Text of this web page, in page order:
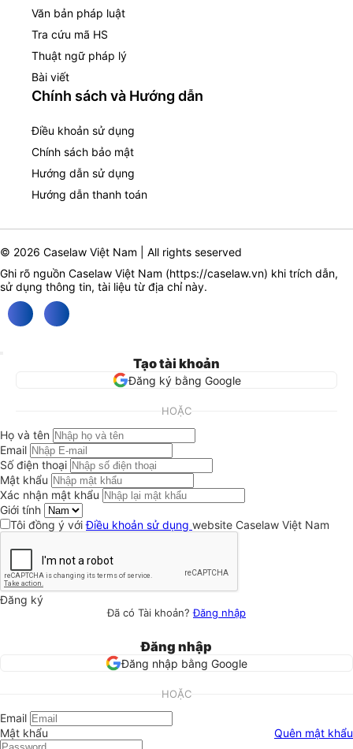
Văn bản pháp luật
Tra cứu mã HS
Thuật ngữ pháp lý
Bài viết
Chính sách và Hướng dẫn
Điều khoản sử dụng
Chính sách bảo mật
Hướng dẫn sử dụng
Hướng dẫn thanh toán
© 2026 Caselaw Việt Nam | All rights seserved
Ghi rõ nguồn Caselaw Việt Nam (https://caselaw.vn) khi trích dẫn,
sử dụng thông tin, tài liệu từ địa chỉ này.
Tạo tài khoản
Đăng ký bằng Google
HOẶC
Họ và tên
Email
Số điện thoại
Mật khẩu
Xác nhận mật khẩu
Giới tính
Tôi đồng ý vớiĐiều khoản sử dụng website Caselaw Việt Nam
Đăng ký
Đã có Tài khoản?Đăng nhập
Đăng nhập
Đăng nhập bằng Google
HOẶC
Email
Mật khẩu
Quên mật khẩu